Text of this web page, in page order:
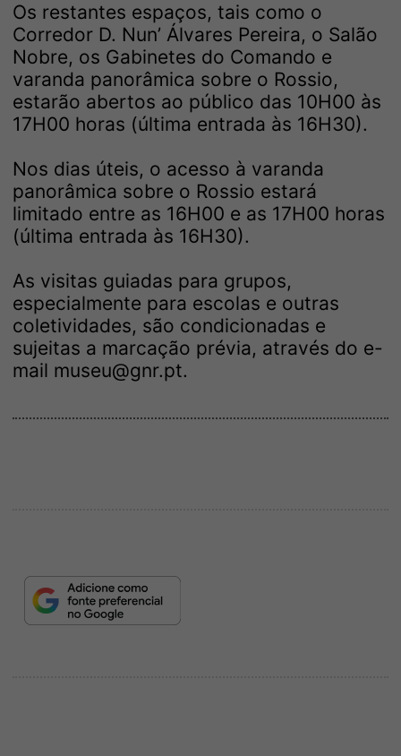
Os restantes espaços, tais como o
Corredor D. Nun’ Álvares Pereira, o Salão
Nobre, os Gabinetes do Comando e
varanda panorâmica sobre o Rossio,
estarão abertos ao público das 10H00 às
17H00 horas (última entrada às 16H30).
Nos dias úteis, o acesso à varanda
panorâmica sobre o Rossio estará
limitado entre as 16H00 e as 17H00 horas
(última entrada às 16H30).
As visitas guiadas para grupos,
especialmente para escolas e outras
coletividades, são condicionadas e
sujeitas a marcação prévia, através do e-
mail museu@gnr.pt.